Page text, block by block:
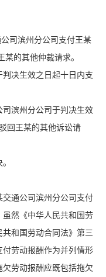
司滨州分公司支付王某
某的其他仲裁请求。
决生效之日起十日内支
滨州分公司于判决生效
回王某的其他诉讼请
通公司滨州分公司支付
然《中华人民共和国劳
和国劳动合同法》第三
劳动报酬作为并列情形
劳动报酬应既包括拖欠